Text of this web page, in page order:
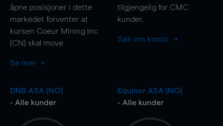
åpne posisjoner i dette
markedet forventer at
kursen Coeur Mining Inc
(CN) skal move
Se mer
tilgjengelig for CMC
kunder.
Søk om konto
DNB ASA (NO)
- Alle kunder
Equinor ASA (NO)
- Alle kunder